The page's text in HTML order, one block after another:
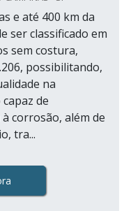
e até 400 km da
ser classificado em
sem costura,
possibilitando,
na
de
corrosão, além de
tra...